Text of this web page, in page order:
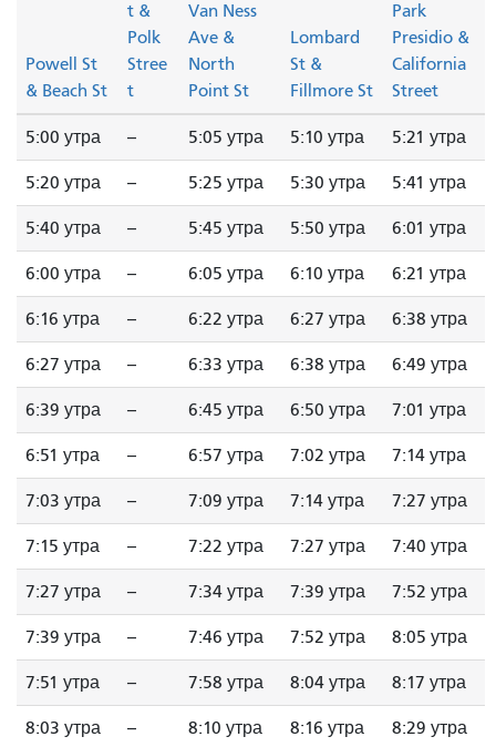
Powell St
& Beach St
t &
Polk
Stree
t
Van Ness
Ave &
North
Point St
Lombard
St &
Fillmore St
Park
Presidio &
California
Street
5:00 утра -- 5:05 утра 5:10 утра 5:21 утра
5:20 утра -- 5:25 утра 5:30 утра 5:41 утра
5:40 утра -- 5:45 утра 5:50 утра 6:01 утра
6:00 утра -- 6:05 утра 6:10 утра 6:21 утра
6:16 утра -- 6:22 утра 6:27 утра 6:38 утра
6:27 утра -- 6:33 утра 6:38 утра 6:49 утра
6:39 утра -- 6:45 утра 6:50 утра 7:01 утра
6:51 утра -- 6:57 утра 7:02 утра 7:14 утра
7:03 утра -- 7:09 утра 7:14 утра 7:27 утра
7:15 утра -- 7:22 утра 7:27 утра 7:40 утра
7:27 утра -- 7:34 утра 7:39 утра 7:52 утра
7:39 утра -- 7:46 утра 7:52 утра 8:05 утра
7:51 утра -- 7:58 утра 8:04 утра 8:17 утра
8:03 утра -- 8:10 утра 8:16 утра 8:29 утра